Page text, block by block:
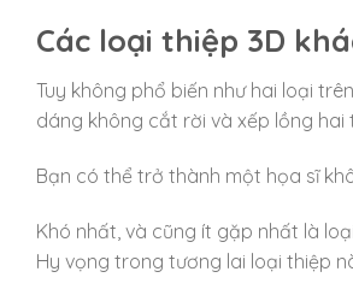
Các loại thiệp 3D
Tuy không phổ biến như hai loại
dáng không cắt rời và xếp lồng
Bạn có thể trở thành một họa sĩ
Khó nhất, và cũng ít gặp nhất là
Hy vọng trong tương lai loại thiệp